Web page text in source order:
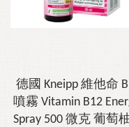
德國 Kneipp 維他命
噴霧 Vitamin B12
Spray 500 微克 葡萄